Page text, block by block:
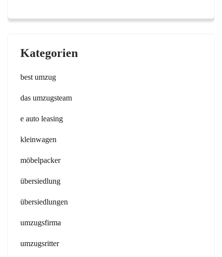
Kategorien
best umzug
das umzugsteam
e auto leasing
kleinwagen
möbelpacker
übersiedlung
übersiedlungen
umzugsfirma
umzugsritter